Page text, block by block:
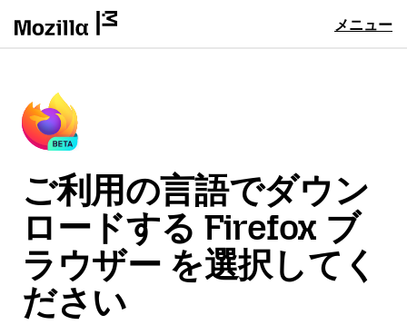
メニュー
ご利用の言語でダウン
ロードする Firefox ブ
ラウザー を選択してく
ださい